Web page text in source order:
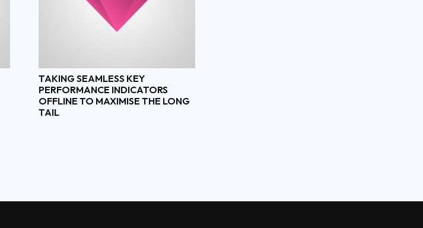
TAKING SEAMLESS KEY
PERFORMANCE INDICATORS
OFFLINE TO MAXIMISE THE LONG
TAIL